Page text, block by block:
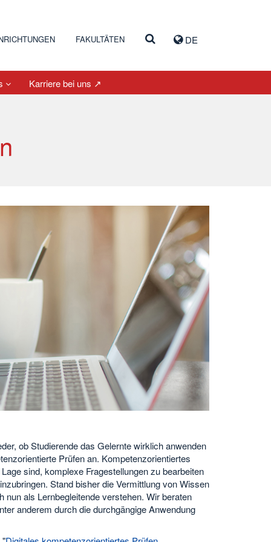
DE
FAKULTÄTEN
Karriere bei uns ↗
ob Studierende das Gelernte wirklich anwenden
Prüfen an. Kompetenzorientiertes
sind, komplexe Fragestellungen zu bearbeiten
Stand bisher die Vermittlung von Wissen
als Lernbegleitende verstehen. Wir beraten
anderem durch die durchgängige Anwendung